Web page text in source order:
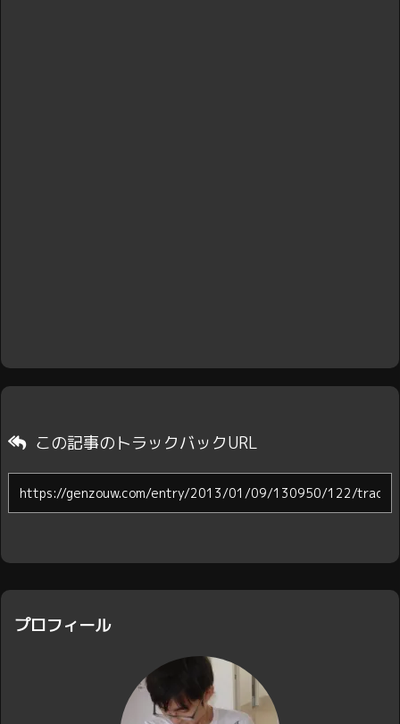
この記事のトラックバックURL
プロフィール